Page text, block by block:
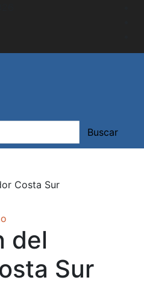
Buscar
Costa Sur
del
Sur